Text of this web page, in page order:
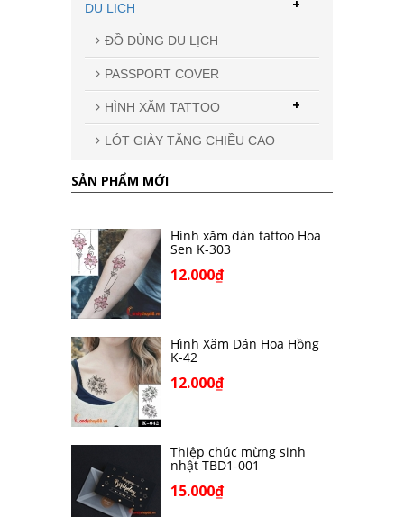
Mẫu M-20
DU LỊCH
ĐỒ DÙNG DU LỊCH
PASSPORT COVER
HÌNH XĂM TATTOO +
LÓT GIÀY TĂNG CHIỀU CAO
SẢN PHẨM MỚI
Hình xăm dán tattoo Hoa
Sen K-303
12.000₫
Hình Xăm Dán Hoa Hồng
K-42
12.000₫
Thiệp chúc mừng sinh
nhật TBD1-001
15.000₫